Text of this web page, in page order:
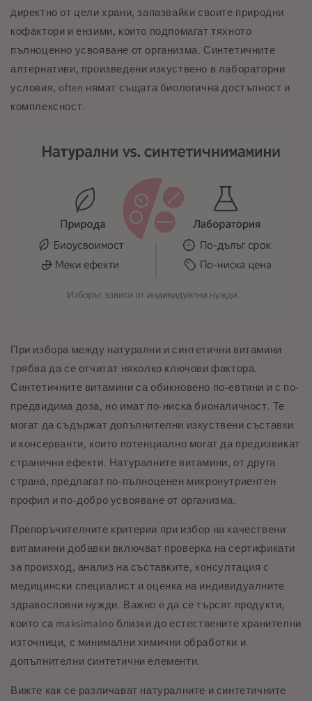
директно от цели храни, запазвайки своите природни
кофактори и ензими, които подпомагат тяхното
пълноценно усвояване от организма. Синтетичните
алтернативи, произведени изкуствено в лабораторни
условия, often нямат същата биологична достъпност и
комплексност.
При избора между натурални и синтетични витамини
трябва да се отчитат няколко ключови фактора.
Синтетичните витамини са обикновено по-евтини и с по-
предвидима доза, но имат по-ниска бионаличност. Те
могат да съдържат допълнителни изкуствени съставки
и консерванти, които потенциално могат да предизвикат
странични ефекти. Натуралните витамини, от друга
страна, предлагат по-пълноценен микронутриентен
профил и по-добро усвояване от организма.
Препоръчителните критерии при избор на качествени
витаминни добавки включват проверка на сертификати
за произход, анализ на съставките, консултация с
медицински специалист и оценка на индивидуалните
здравословни нужди. Важно е да се търсят продукти,
които са maksimalno близки до естествените хранителни
източници, с минимални химични обработки и
допълнителни синтетични елементи.
Вижте как се различават натуралните и синтетичните